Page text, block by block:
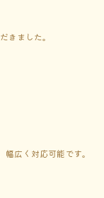
きました。
広く対応可能です。